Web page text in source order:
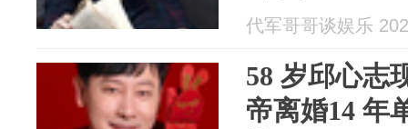
代军哥哥谈娱乐
58 岁邱心志
帝离婚14 年